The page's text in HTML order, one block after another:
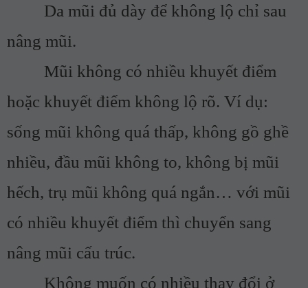
Da mũi đủ dày để không lộ chỉ sau
nâng mũi.
Mũi không có nhiều khuyết điểm
hoặc khuyết điểm không lộ rõ. Ví dụ:
sống mũi không quá thấp, không gồ ghề
nhiều, đầu mũi không to, không bị mũi
hếch, trụ mũi không quá ngắn… với mũi
có nhiều khuyết điểm thì chuyển sang
nâng mũi cấu trúc.
Không muốn có nhiều thay đổi ở